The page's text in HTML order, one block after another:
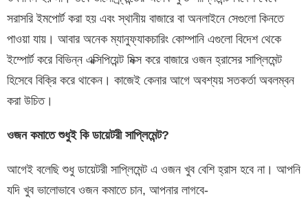
সরাসরি ইমপোর্ট করা হয় এবং স্থানীয় বাজারে বা অনলাইনে সেগুলো কিনতে
পাওয়া যায়। আবার অনেক ম্যানুফ্যাকচারিং কোম্পানি এগুলো বিদেশ থেকে
ইম্পোর্ট করে বিভিন্ন এক্সিপিয়েন্ট মিক্স করে বাজারে ওজন হ্রাসের সাপ্লিমেন্ট
হিসেবে বিক্রি করে থাকেন। কাজেই কেনার আগে অবশ্যয় সতকর্তা অবলম্বন
করা উচিত।
ওজন কমাতে শুধুই কি ডায়েটরী সাপ্লিমেন্ট?
আগেই বলেছি শুধু ডায়েটরী সাপ্লিমেন্ট এ ওজন খুব বেশি হ্রাস হবে না। আপনি
যদি খুব ভালোভাবে ওজন কমাতে চান, আপনার লাগবে-